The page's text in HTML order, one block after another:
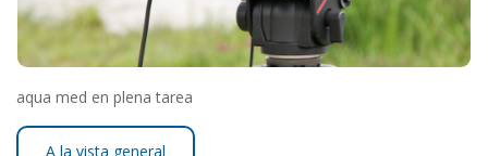
aqua med en plena tarea
A la vista general